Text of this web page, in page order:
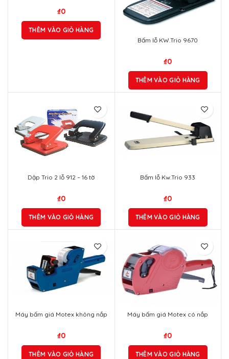
₫0
THÊM VÀO GIỎ HÀNG
Bấm lỗ KW.Trio 9670
₫0
THÊM VÀO GIỎ HÀNG
Dập Trio 2 lỗ 912 – 16 tờ
₫0
THÊM VÀO GIỎ HÀNG
Bấm lỗ Kw.Trio 933
₫0
THÊM VÀO GIỎ HÀNG
Máy bấm giá Motex không nắp
₫0
THÊM VÀO GIỎ HÀNG
Máy bấm giá Motex có nắp
₫0
THÊM VÀO GIỎ HÀNG